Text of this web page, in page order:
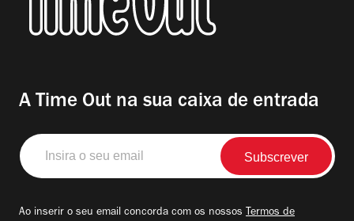
A Time Out na sua caixa de entrada
Insira
o
seu
Ao inserir o seu email concorda com os nossos Termos de